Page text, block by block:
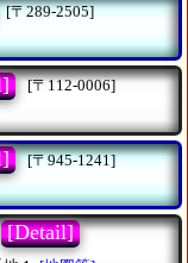
[〒289-2505]
[〒112-0006]
[〒945-1241]
[Detail]